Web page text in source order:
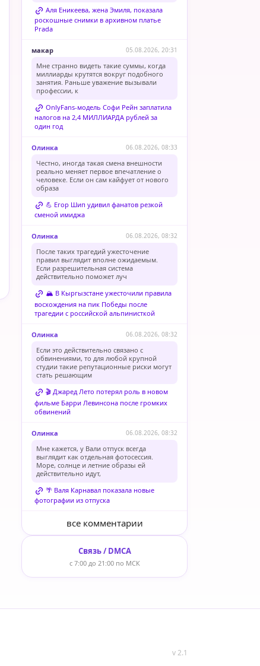
Аля Еникеева, жена Эмиля, показала
роскошные снимки в архивном платье
Prada
макар 05.08.2026, 20:31
Мне странно видеть такие суммы, когда
миллиарды крутятся вокруг подобного
занятия. Раньше уважение вызывали
профессии, к
OnlyFans-модель Софи Рейн заплатила
налогов на 2,4 МИЛЛИАРДА рублей за
один год
Олинка 06.08.2026, 08:33
Честно, иногда такая смена внешности
реально меняет первое впечатление о
человеке. Если он сам кайфует от нового
образа
💪 Егор Шип удивил фанатов резкой
сменой имиджа
Олинка 06.08.2026, 08:32
После таких трагедий ужесточение
правил выглядит вполне ожидаемым.
Если разрешительная система
действительно поможет луч
🏔️ В Кыргызстане ужесточили правила
восхождения на пик Победы после
трагедии с российской альпинисткой
Олинка 06.08.2026, 08:32
Если это действительно связано с
обвинениями, то для любой крупной
студии такие репутационные риски могут
стать решающим
🎬 Джаред Лето потерял роль в новом
фильме Барри Левинсона после громких
обвинений
Олинка 06.08.2026, 08:32
Мне кажется, у Вали отпуск всегда
выглядит как отдельная фотосессия.
Море, солнце и летние образы ей
действительно идут,
🌴 Валя Карнавал показала новые
фотографии из отпуска
все комментарии
Связь / DMCA
с 7:00 до 21:00 по МСК
v 2.1